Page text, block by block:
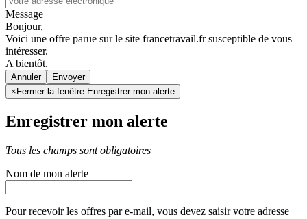
Message
Bonjour,
Voici une offre parue sur le site francetravail.fr susceptible de vous
intéresser.
A bientôt.
Annuler
× Fermer la fenêtre Enregistrer mon alerte
Enregistrer mon alerte
Tous les champs sont obligatoires
Nom de mon alerte
Pour recevoir les offres par e-mail, vous devez saisir votre adresse